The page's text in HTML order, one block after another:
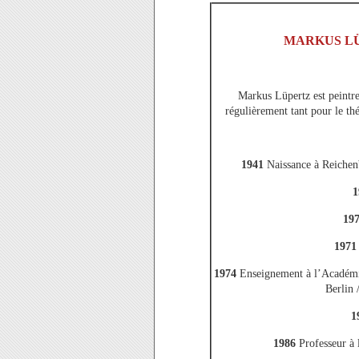
MARKUS
Markus Lüpertz est
régulièrement tant pour le
1941 Naissance à
1971
1974 Enseignement à
Berlin
1986 Professeur à